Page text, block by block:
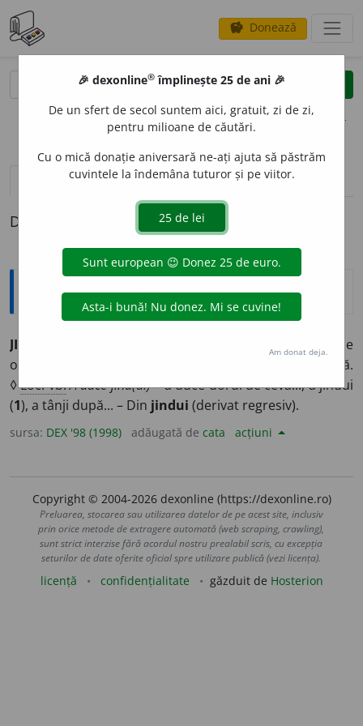
savings Donează
clear
opțiuni
definiții (1) pronunțievolume_up (7)
Definiția cu ID-ul 18102:
Explicative DEX
JIND
Dorință adâncă, poftă (de ceva greu de
obținut). ◊
= cu ardoare, plin de dorință.
◊Loc. vb.A duce jind(ul)= a duce dorul de ceva..., a jindui
(1), a tânji după... – Din jindui (derivat regresiv).
sursa: DEX '98 (1998) adăugată de cata acțiuni
Copyright © 2004-2026 dexonline (https://dexonline.ro)
Preluarea, stocarea sau utilizarea datelor de pe acest site, inclusiv
prin orice metode de extragere automată (web scraping, crawling),
sunt strict interzise fără acordul nostru prealabil scris, cu excepția
seturilor de date oferite oficial spre utilizare publică (vezi licența).
licență confidențialitate găzduit de Hosterion
🎉 dexonline® împlinește 25 de ani 🎉
De un sfert de secol suntem aici, gratuit, zi de zi,
pentru milioane de căutări.
Cu o mică donație aniversară ne-ați ajuta să păstrăm
cuvintele la îndemâna tuturor și pe viitor.
Am donat deja.